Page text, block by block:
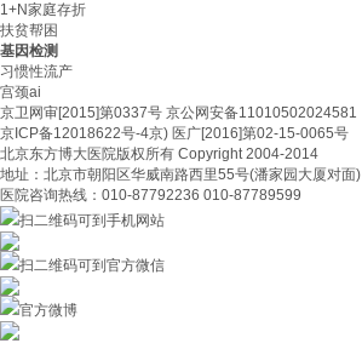
1+N家庭存折
扶贫帮困
基因检测
习惯性流产
宫颈ai
京卫网审[2015]第0337号 京公网安备11010502024581
京ICP备12018622号-4京) 医广[2016]第02-15-0065号
北京东方博大医院版权所有 Copyright 2004-2014
地址：北京市朝阳区华威南路西里55号(潘家园大厦对面)
医院咨询热线：010-87792236 010-87789599
扫二维码可到手机网站
扫二维码可到官方微信
官方微博